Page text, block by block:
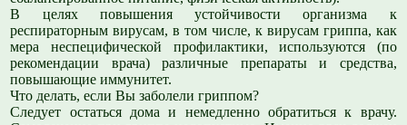
В целях повышения устойчивости организма к
респираторным вирусам, в том числе, к вирусам гриппа, как
мера неспецифической профилактики, используются (по
рекомендации врача) различные препараты и средства,
повышающие иммунитет.
Что делать, если Вы заболели гриппом?
Следует остаться дома и немедленно обратиться к врачу.